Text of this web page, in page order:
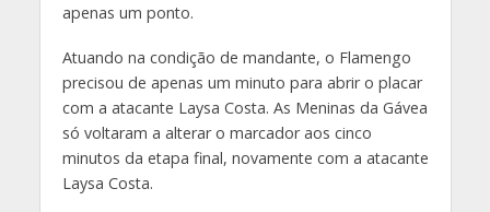
apenas um ponto.
Atuando na condição de mandante, o Flamengo
precisou de apenas um minuto para abrir o placar
com a atacante Laysa Costa. As Meninas da Gávea
só voltaram a alterar o marcador aos cinco
minutos da etapa final, novamente com a atacante
Laysa Costa.